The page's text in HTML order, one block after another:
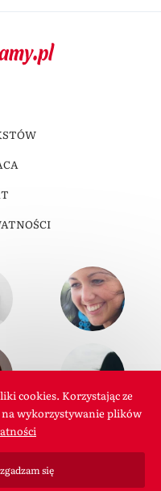
Wszelkie prawa
cookies. Korzystając ze
na wykorzystywanie plików
się